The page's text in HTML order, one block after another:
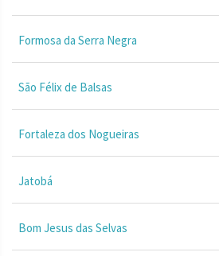
Formosa da Serra Negra
São Félix de Balsas
Fortaleza dos Nogueiras
Jatobá
Bom Jesus das Selvas